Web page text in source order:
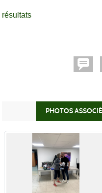
résultats
PHOTOS